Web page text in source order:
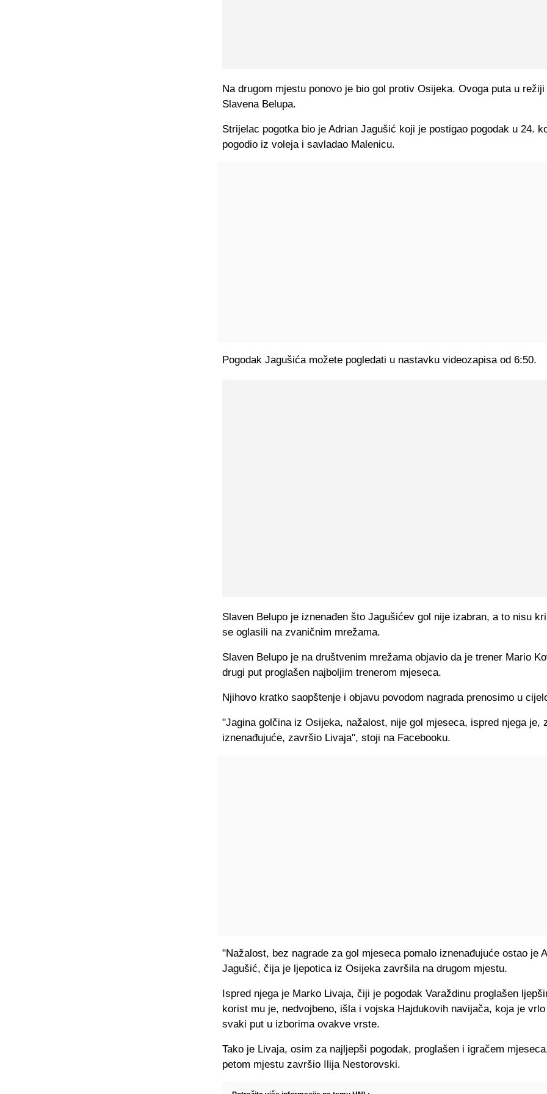
Na drugom mjestu ponovo je bio gol protiv Osijeka. Ovoga puta u režiji
Slavena Belupa.
Strijelac pogotka bio je Adrian Jagušić koji je postigao pogodak u 24.
pogodio iz voleja i savladao Malenicu.
Pogodak Jagušića možete pogledati u nastavku videozapisa od 6:50.
Slaven Belupo je iznenađen što Jagušićev gol nije izabran, a to nisu
se oglasili na zvaničnim mrežama.
Slaven Belupo je na društvenim mrežama objavio da je trener Mario
drugi put proglašen najboljim trenerom mjeseca.
Njihovo kratko saopštenje i objavu povodom nagrada prenosimo u
"Jagina golčina iz Osijeka, nažalost, nije gol mjeseca, ispred njega je,
iznenađujuće, završio Livaja", stoji na Facebooku.
"Nažalost, bez nagrade za gol mjeseca pomalo iznenađujuće ostao je
Jagušić, čija je ljepotica iz Osijeka završila na drugom mjestu.
Ispred njega je Marko Livaja, čiji je pogodak Varaždinu proglašen
korist mu je, nedvojbeno, išla i vojska Hajdukovih navijača, koja je
svaki put u izborima ovakve vrste.
Tako je Livaja, osim za najljepši pogodak, proglašen i igračem
petom mjestu završio Ilija Nestorovski.